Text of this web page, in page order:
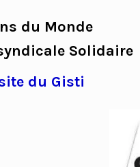
du Monde
Solidaire
du Gisti